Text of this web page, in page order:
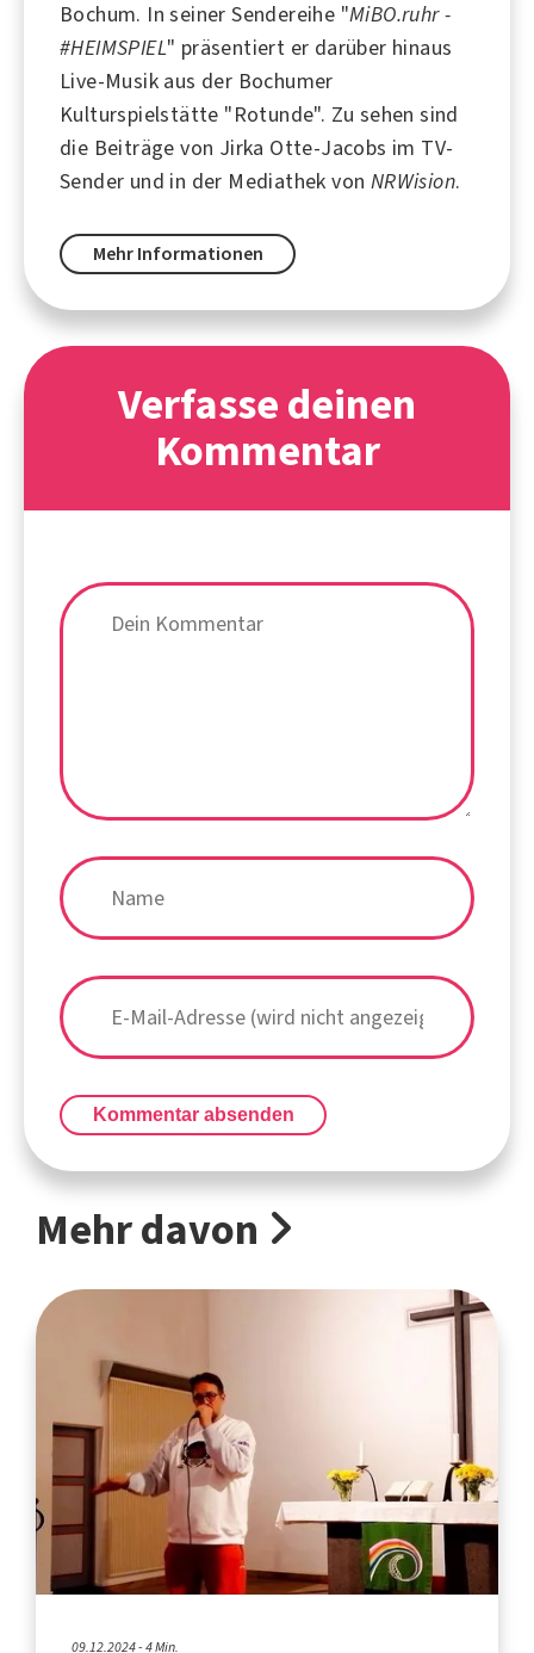
Bochum. In seiner Sendereihe "MiBO.ruhr -
#HEIMSPIEL" präsentiert er darüber hinaus
Live-Musik aus der Bochumer
Kulturspielstätte "Rotunde". Zu sehen sind
die Beiträge von Jirka Otte-Jacobs im TV-
Sender und in der Mediathek von NRWision.
Mehr Informationen
Verfasse deinen
Kommentar
Kommentar absenden
Mehr davon
09.12.2024 - 4 Min.